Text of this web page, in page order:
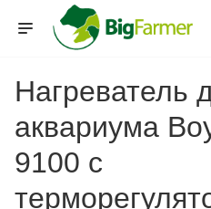
Нагреватель
аквариума
9100 с